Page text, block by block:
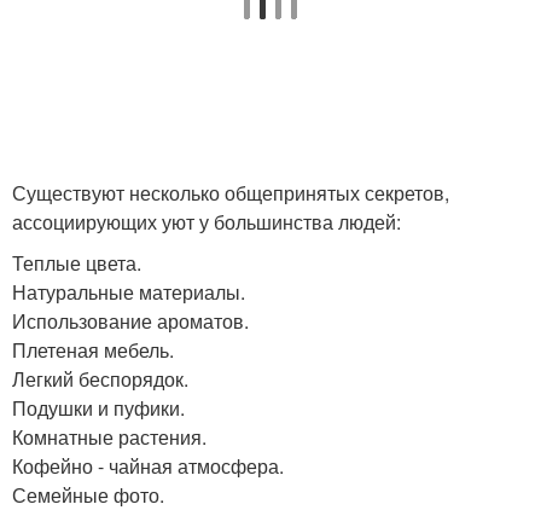
Существуют несколько общепринятых секретов,
ассоциирующих уют у большинства людей:
Теплые цвета.
Натуральные материалы.
Использование ароматов.
Плетеная мебель.
Легкий беспорядок.
Подушки и пуфики.
Комнатные растения.
Кофейно - чайная атмосфера.
Семейные фото.